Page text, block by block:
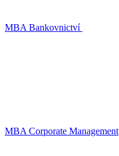
MBA Bankovnictví
MBA Corporate Management